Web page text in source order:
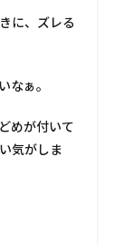
に、ズレる
なぁ。
めが付いて
気がしま